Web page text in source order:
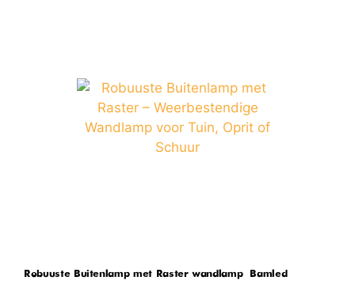
Robuuste Buitenlamp met Raster wandlamp – Bamled